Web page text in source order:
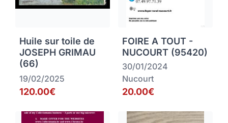
Huile sur toile de
JOSEPH GRIMAU
(66)
19/02/2025
120.00€
FOIRE A TOUT -
NUCOURT (95420)
30/01/2024
Nucourt
20.00€